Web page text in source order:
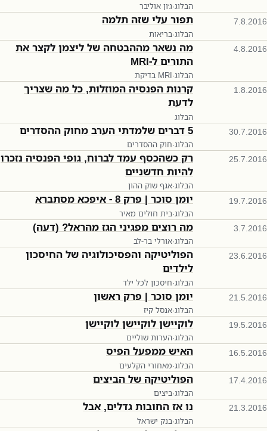
הבלוג·ג׳ון אוליבר
7.8.2016 תפור עלי שזה תלמה
הבלוג·בריאות
4.8.2016
מה נשאר מההבטחה של ליצמן לקצר את
התורים ל-MRI
הבלוג·בדיקת MRI
1.8.2016
קרנות הפנסיה המוזלות, כל מה שצריך
לדעת
הבלוג
30.7.2016 5 דברים שלמדתי הערב מחוק ההסדרים
הבלוג·חוק ההסדרים
25.7.2016
רק כשהכסף עמד לברוח, גופי הפנסיה נזכרו
להיות חדשניים
הבלוג·אגף שוק ההון
19.7.2016 יומן סוכר | פרק 8 - איפכא מסתברא
הבלוג·בית חולים מאיר
3.7.2016 מה רוצים מפגיני הגז מהראל? (דעה)
הבלוג·אורלי בר-לב
23.6.2016
הפוליטיקה והפסיכולוגיה של החיסכון
לילדים
הבלוג·חיסכון לכל ילד
21.5.2016 יומן סוכר | פרק ראשון
הבלוג·אנסל קיז
19.5.2016 לוקיישן לוקיישן לוקיישן
הבלוג·הערות שוליים
16.5.2016 האיש ממפעל הפיס
הבלוג·מאחורי הקלעים
17.4.2016 הפוליטיקה של הביצים
הבלוג·ביצים
21.3.2016 נו אז החובות גדלים, אבל
הבלוג·בנק ישראל